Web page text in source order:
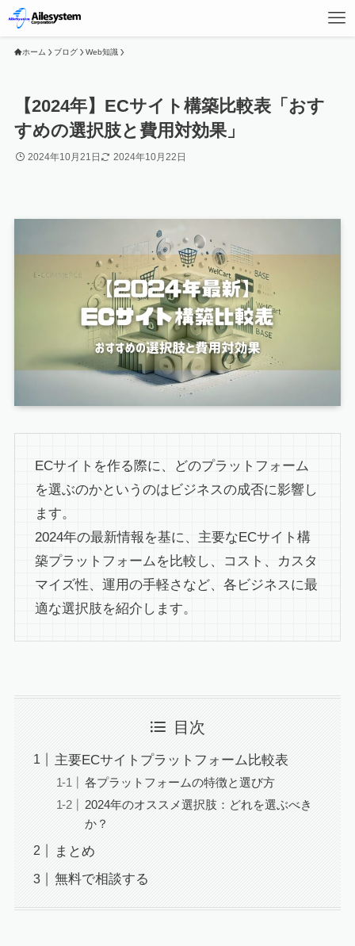
ホーム ブログ Web知識
【2024年】ECサイト構築比較表「おす
すめの選択肢と費用対効果」
2024年10月21日 2024年10月22日
ECサイトを作る際に、どのプラットフォーム
を選ぶのかというのはビジネスの成否に影響し
ます。
2024年の最新情報を基に、主要なECサイト構
築プラットフォームを比較し、コスト、カスタ
マイズ性、運用の手軽さなど、各ビジネスに最
適な選択肢を紹介します。
目次
主要ECサイトプラットフォーム比較表
各プラットフォームの特徴と選び方
2024年のオススメ選択肢：どれを選ぶべき
か？
まとめ
無料で相談する